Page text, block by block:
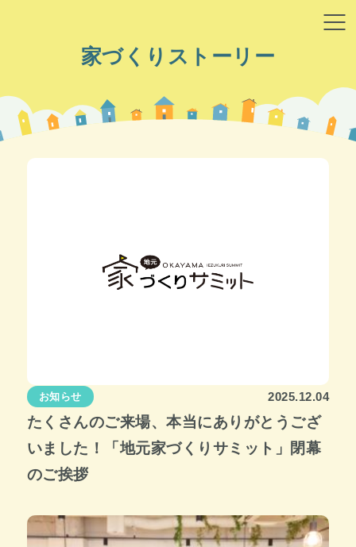
家づくりストーリー
お知らせ 2025.12.04
たくさんのご来場、本当にありがとうござ
いました！「地元家づくりサミット」閉幕
のご挨拶